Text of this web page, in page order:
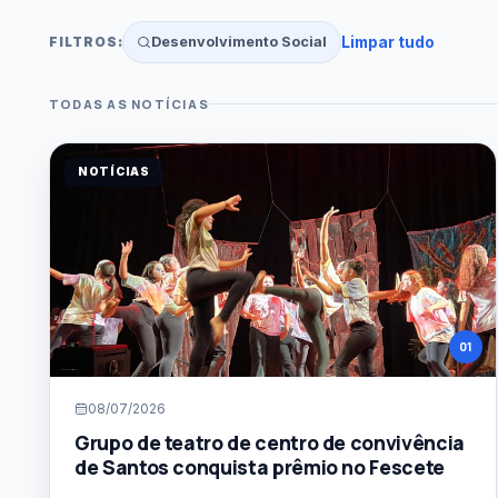
BUSCA POR TERMO
Todas as categorias
DATA INICIAL DATA FINAL
ORDENAÇÃO
Mais recentes
FILTROS: Desenvolvimento Social Limpar tudo
TODAS AS NOTÍCIAS
NOTÍCIAS
01
08/07/2026
Grupo de teatro de centro de convivência
de Santos conquista prêmio no Fescete